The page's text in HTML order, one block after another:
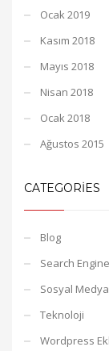
Ocak 2019
Kasım 2018
Mayıs 2018
Nisan 2018
Ocak 2018
Ağustos 2015
CATEGORIES
Blog
Search
Sosyal
Teknoloji
Wordpress